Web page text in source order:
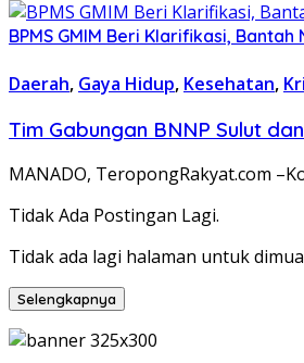
BPMS GMIM Beri Klarifikasi,
Daerah, Gaya Hidup, Kesehatan,
Tim Gabungan BNNP Sulut
MANADO, TeropongRakyat.com
Tidak Ada Postingan Lagi.
Tidak ada lagi halaman untuk
Selengkapnya